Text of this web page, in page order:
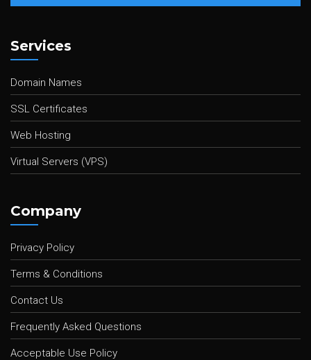
Services
Domain Names
SSL Certificates
Web Hosting
Virtual Servers (VPS)
Company
Privacy Policy
Terms & Conditions
Contact Us
Frequently Asked Questions
Acceptable Use Policy